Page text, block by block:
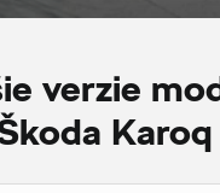
verzie
Karoq